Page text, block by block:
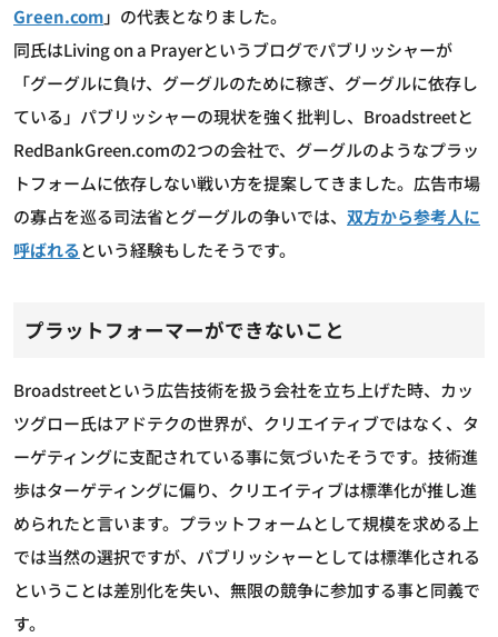
Green.com」の代表となりました。
同氏はLiving on a Prayerというブログでパブリッシャーが
「グーグルに負け、グーグルのために稼ぎ、グーグルに依存し
ている」パブリッシャーの現状を強く批判し、Broadstreetと
RedBankGreen.comの2つの会社で、グーグルのようなプラッ
トフォームに依存しない戦い方を提案してきました。広告市場
の寡占を巡る司法省とグーグルの争いでは、 双方から参考人に
呼ばれるという経験もしたそうです。
プラットフォーマーができないこと
Broadstreetという広告技術を扱う会社を立ち上げた時、カッ
ツグロー氏はアドテクの世界が、クリエイティブではなく、タ
ーゲティングに支配されている事に気づいたそうです。技術進
歩はターゲティングに偏り、クリエイティブは標準化が推し進
められたと言います。プラットフォームとして規模を求める上
では当然の選択ですが、パブリッシャーとしては標準化される
ということは差別化を失い、無限の競争に参加する事と同義で
す。